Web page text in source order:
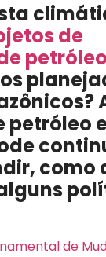
de
petróleo
como
de